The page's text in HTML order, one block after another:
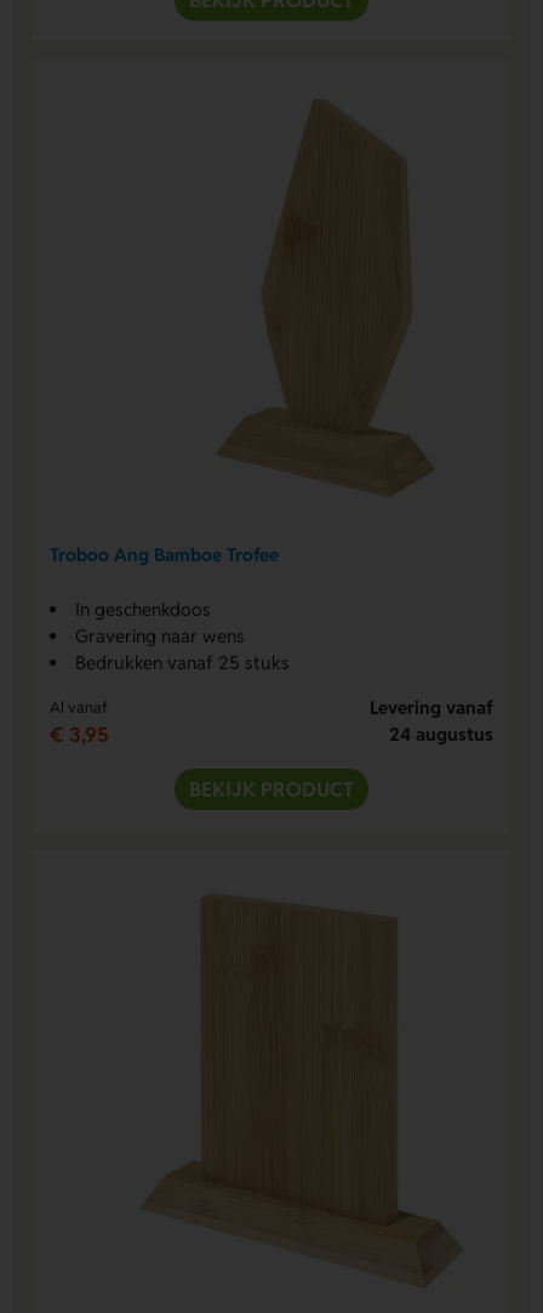
Troboo Ang Bamboe Trofee
In geschenkdoos
Gravering naar wens
Bedrukken vanaf 25 stuks
Al vanaf
€ 3,95
Levering vanaf
24 augustus
BEKIJK PRODUCT